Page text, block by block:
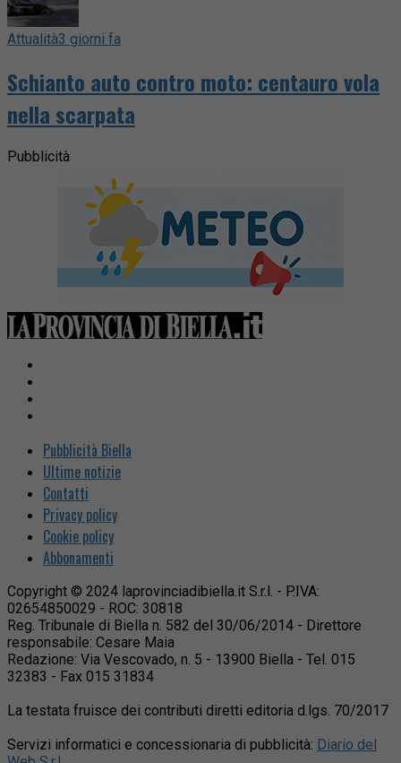
Attualità3 giorni fa
Schianto auto contro moto: centauro vola
nella scarpata
Pubblicità
Pubblicità Biella
Ultime notizie
Contatti
Privacy policy
Cookie policy
Abbonamenti
Copyright © 2024 laprovinciadibiella.it S.r.l. - P.IVA:
02654850029 - ROC: 30818
Reg. Tribunale di Biella n. 582 del 30/06/2014 - Direttore
responsabile: Cesare Maia
Redazione: Via Vescovado, n. 5 - 13900 Biella - Tel. 015
32383 - Fax 015 31834
La testata fruisce dei contributi diretti editoria d.lgs. 70/2017
Servizi informatici e concessionaria di pubblicità: Diario del